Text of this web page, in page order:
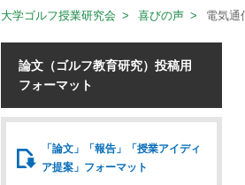
大学ゴルフ授業研究会 喜びの声 電気通
論文（ゴルフ教育研究）投稿用
フォーマット
「論文」「報告」
「授業アイディ
ア提案」 フォーマット